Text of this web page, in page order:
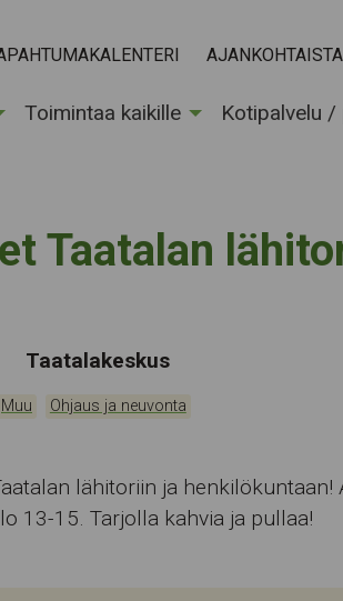
AJANKOHTAISTA
Toimintaa kaikille Kotipalvelu /
Taatalan
Tapahtumapaikka:
Taatalakeskus
Kategoriat:
Muu Ohjaus ja neuvonta
lähitoriin ja henkilökuntaan!
13-15. Tarjolla kahvia ja pullaa!